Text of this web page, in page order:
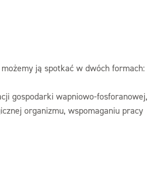
ją spotkać w dwóch formach:
gospodarki wapniowo-fosforanowej,
organizmu, wspomaganiu pracy